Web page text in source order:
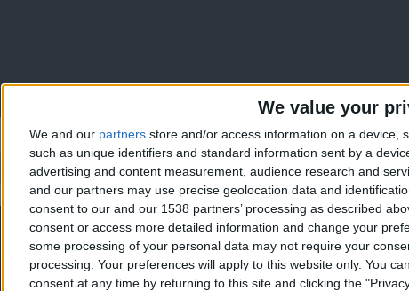
We value your
We and our partners store and/or access information on a device,
such as unique identifiers and standard information sent by a
advertising and content measurement, audience research and
and our partners may use precise geolocation data and
consent to our and our 1538 partners’ processing as described
consent or access more detailed information and change your
some processing of your personal data may not require your
processing. Your preferences will apply to this website only. You
consent at any time by returning to this site and clicking the